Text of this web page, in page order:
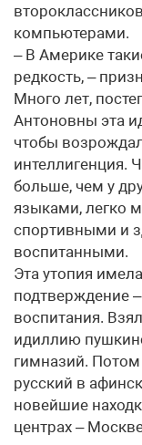
компьютерами.
– В Америке
редкость, –
Много лет,
Антоновны эта
чтобы
интеллигенция.
больше, чем у
языками, легко
спортивными и
воспитанными.
Эта утопия
подтверждение
воспитания.
идиллию
гимназий.
русский в
новейшие
центрах –